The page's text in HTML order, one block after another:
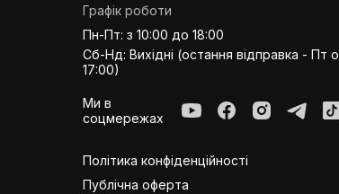
Графік роботи
Пн-Пт: з 10:00 до 18:00
Сб-Нд: Вихідні (остання відправка - Пт о
17:00)
Ми в
соцмережах
Політика конфіденційності
Публiчна оферта